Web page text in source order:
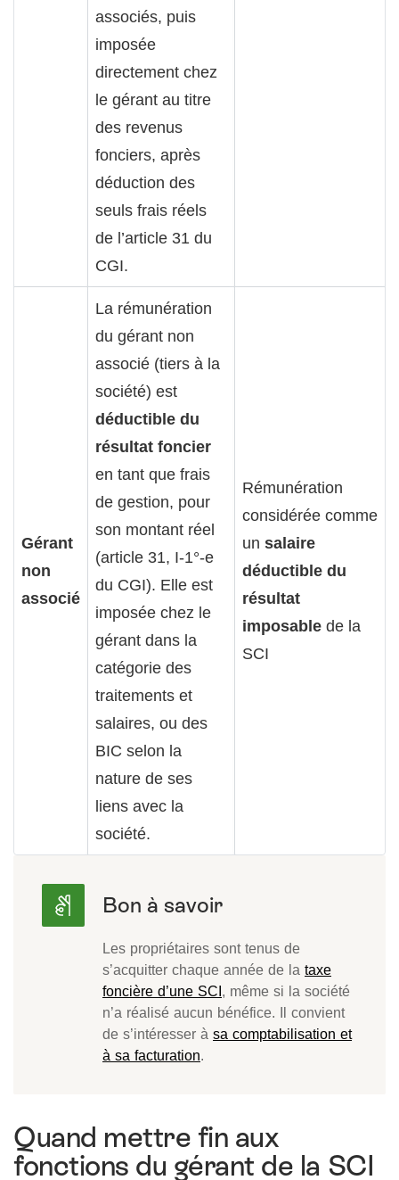
associés, puis
imposée
directement chez
le gérant au titre
des revenus
fonciers, après
déduction des
seuls frais réels
de l’article 31 du
CGI.
Gérant
non
associé
La rémunération
du gérant non
associé (tiers à la
société) est
déductible du
résultat foncier
en tant que frais
de gestion, pour
son montant réel
(article 31, I-1°-e
du CGI). Elle est
imposée chez le
gérant dans la
catégorie des
traitements et
salaires, ou des
BIC selon la
nature de ses
liens avec la
société.
Rémunération
considérée comme
un salaire
déductible du
résultat
imposable de la
SCI
Les propriétaires sont tenus de
s’acquitter chaque année de la taxe
foncière d’une SCI, même si la société
n’a réalisé aucun bénéfice. Il convient
de s’intéresser à sa comptabilisation et
à sa facturation.
Quand mettre fin aux
fonctions du gérant de la SCI